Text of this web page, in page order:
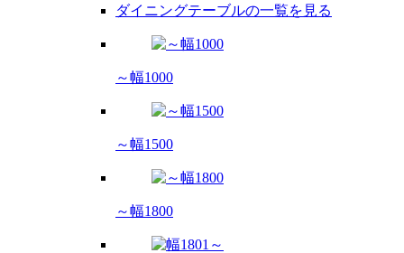
ダイニングテーブルの一覧を見る
～幅1000
～幅1500
～幅1800